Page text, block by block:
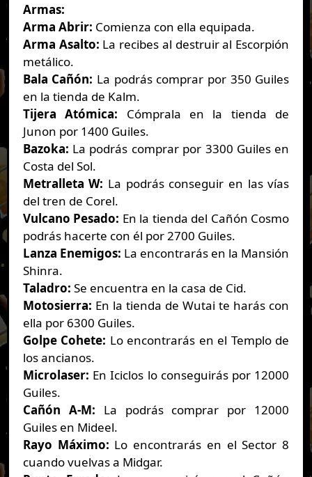
Armas:
Arma Abrir: Comienza con ella equipada.
Arma Asalto: La recibes al destruir al Escorpión
metálico.
Bala Cañón: La podrás comprar por 350 Guiles
en la tienda de Kalm.
Tijera Atómica: Cómprala en la tienda de
Junon por 1400 Guiles.
Bazoka: La podrás comprar por 3300 Guiles en
Costa del Sol.
Metralleta W: La podrás conseguir en las vías
del tren de Corel.
Vulcano Pesado: En la tienda del Cañón Cosmo
podrás hacerte con él por 2700 Guiles.
Lanza Enemigos: La encontrarás en la Mansión
Shinra.
Taladro: Se encuentra en la casa de Cid.
Motosierra: En la tienda de Wutai te harás con
ella por 6300 Guiles.
Golpe Cohete: Lo encontrarás en el Templo de
los ancianos.
Microlaser: En Iciclos lo conseguirás por 12000
Guiles.
Cañón A-M: La podrás comprar por 12000
Guiles en Mideel.
Rayo Máximo: Lo encontrarás en el Sector 8
cuando vuelvas a Midgar.